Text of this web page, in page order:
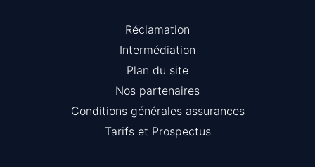
Réclamation
Intermédiation
Plan du site
Nos partenaires
Conditions générales assurances
Tarifs et Prospectus